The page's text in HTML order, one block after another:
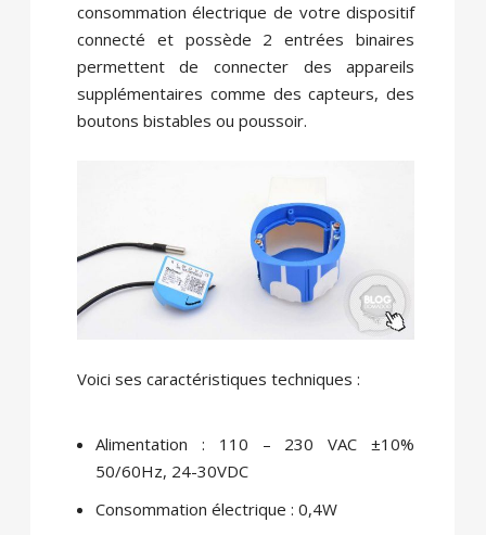
consommation électrique de votre dispositif
connecté et possède 2 entrées binaires
permettent de connecter des appareils
supplémentaires comme des capteurs, des
boutons bistables ou poussoir.
Voici ses caractéristiques techniques :
Alimentation : 110 – 230 VAC ±10%
50/60Hz, 24-30VDC
Consommation électrique : 0,4W